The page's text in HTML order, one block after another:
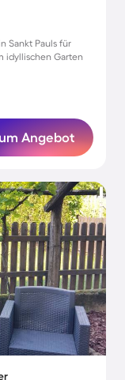
Sankt Pauls für
idyllischen Garten
Angebot